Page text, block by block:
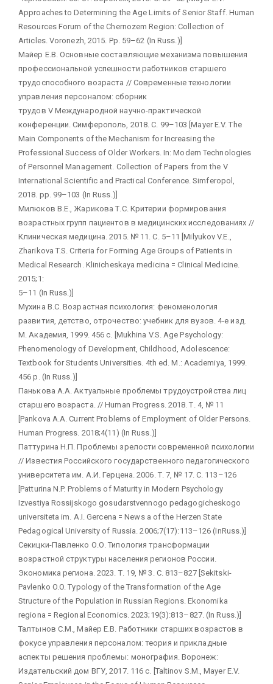
Approaches to Determining the Age Limits of Senior Staff. Human
Resources Forum of the Chernozem Region: Collection of
Articles. Voronezh, 2015. Pp. 59–62 (In Russ.)]
Майер Е.В. Основные составляющие механизма повышения
профессиональной успешности работников старшего
трудоспособного возраста // Современные технологии
управления персоналом: сборник
трудов V Международной научно-практической
конференции. Симферополь, 2018. С. 99–103 [Mayer E.V. The
Main Components of the Mechanism for Increasing the
Professional Success of Older Workers. In: Modern Technologies
of Personnel Management. Collection of Papers from the V
International Scientific and Practical Conference. Simferopol,
2018. pp. 99–103 (In Russ.)]
Милюков В.Е., Жарикова Т.С. Критерии формирования
возрастных групп пациентов в медицинских исследованиях //
Клиническая медицина. 2015. № 11. С. 5–11 [Milyukov V.E.,
Zharikova T.S. Criteria for Forming Age Groups of Patients in
Medical Research. Klinicheskaya medicina = Clinical Medicine.
2015;1:
5–11 (In Russ.)]
Мухина В.С. Возрастная психология: феноменология
развития, детство, отрочество: учебник для вузов. 4‑е изд.
М. Академия, 1999. 456 с. [Mukhina V.S. Age Psychology:
Phenomenology of Development, Childhood, Adolescence:
Textbook for Students Universities. 4th ed. M.: Academiya, 1999.
456 p. (In Russ.)]
Панькова А.А. Актуальные проблемы трудоустройства лиц
старшего возраста. // Human Progress. 2018. Т. 4, № 11
[Pankova A.A. Current Problems of Employment of Older Persons.
Human Progress. 2018;4(11) (In Russ.)]
Паттурина Н.П. Проблемы зрелости современной психологии
// Известия Российского государственного педагогического
университета им. А.И. Герцена. 2006. Т. 7, № 17. С. 113–126
[Patturina N.P. Problems of Maturity in Modern Psychology
Izvestiya Rossijskogo gosudarstvennogo pedagogicheskogo
universiteta im. A.I. Gercena = News a of the Herzen State
Pedagogical University of Russia. 2006;7(17):113–126 (InRuss.)]
Секицки-Павленко О.О. Типология трансформации
возрастной структуры населения регионов России.
Экономика региона. 2023. Т. 19, № 3. С. 813–827 [Sekitski-
Pavlenko O.O. Typology of the Transformation of the Age
Structure of the Population in Russian Regions. Ekonomika
regiona = Regional Economics. 2023;19(3):813–827. (In Russ.)]
Талтынов С.М., Майер Е.В. Работники старших возрастов в
фокусе управления персоналом: теория и прикладные
аспекты решения проблемы: монография. Воронеж:
Издательский дом ВГУ, 2017. 116 с. [Taltinov S.M., Mayer E.V.